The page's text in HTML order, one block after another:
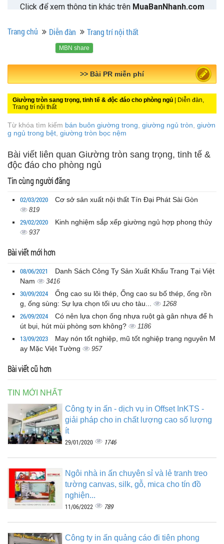
Trang chủ Diễn đàn Trang trí nội thất
MBN share
>> Quảng cáo miễn phí
Giường tròn sang trọng, tinh tế & độc đáo cho phòng ngủ | Diễn đàn,
Trang trí nội thất
Từ khóa tìm kiếm bán buôn giường trong, giường ngủ tròn, giườn
g ngủ trong bệt, giường tròn bọc nệm
Bài viết liên quan Giường tròn sang trọng, tinh tế &
độc đáo cho phòng ngủ
Tin cùng người đăng
02/03/2020 Cơ sở sản xuất nội thất Tín Đại Phát Sài Gòn
819
29/02/2020 Kinh nghiệm sắp xếp giường ngủ hợp phong thủy
937
Bài viết mới hơn
08/06/2021
Danh Sách Công Ty Sản Xuất Khẩu Trang Tại Việt
Nam
3416
30/09/2024
Ống cao su lõi thép, Ống cao su bố thép, ống rồn
g, ống sùng: Sự lựa chọn tối ưu cho tàu...
1268
26/09/2024
Có nên lựa chọn ống nhựa ruột gà gân nhựa để h
út bụi, hút mùi phòng sơn không?
1186
13/09/2023
May nón tốt nghiệp, mũ tốt nghiệp trạng nguyên M
ay Mặc Việt Tường
957
Bài viết cũ hơn
TIN MỚI NHẤT
Công ty in ấn - dịch vụ in Offset InKTS -
giải pháp cho in chất lượng cao số lượng
ít
29/01/2020 1746
Ngôi nhà in ấn chuyên sỉ và lẻ tranh treo
tường canvas, silk, gỗ, mica cho tín đồ
nghiện...
11/06/2022 789
Công ty in ấn quảng cáo đi tiên phong